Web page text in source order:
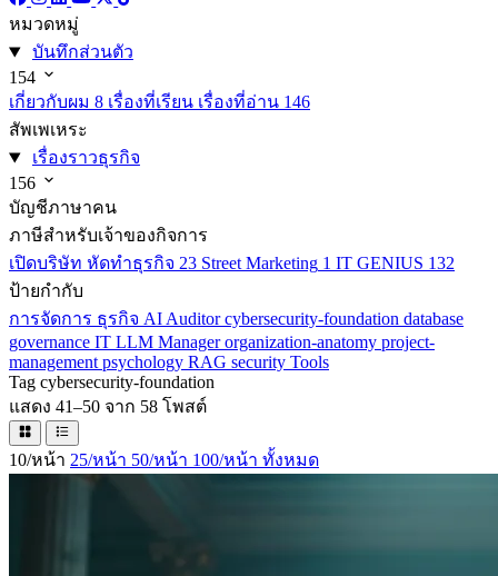
หมวดหมู่
บันทึกส่วนตัว
154
เกี่ยวกับผม 8 เรื่องที่เรียน เรื่องที่อ่าน 146
สัพเพเหระ
เรื่องราวธุรกิจ
156
บัญชีภาษาคน
ภาษีสำหรับเจ้าของกิจการ
เปิดบริษัท หัดทำธุรกิจ 23 Street Marketing 1 IT GENIUS 132
ป้ายกำกับ
การจัดการ ธุรกิจ AI Auditorcybersecurity-foundation database
governance IT LLM Managerorganization-anatomy project-
management psychology RAG security Tools
Tag cybersecurity-foundation
แสดง 41–50 จาก 58 โพสต์
10/หน้า 25/หน้า 50/หน้า 100/หน้า ทั้งหมด